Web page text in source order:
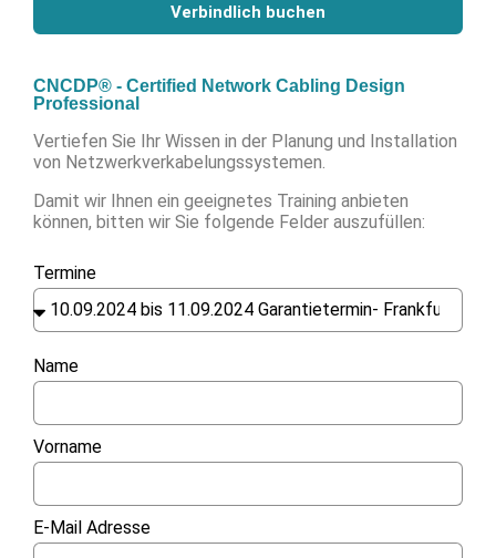
Verbindlich buchen
CNCDP® - Certified Network Cabling Design
Professional
Vertiefen Sie Ihr Wissen in der Planung und Installation
von Netzwerkverkabelungssystemen.
Damit wir Ihnen ein geeignetes Training anbieten
können, bitten wir Sie folgende Felder auszufüllen:
Termine
Name
Vorname
E-Mail Adresse